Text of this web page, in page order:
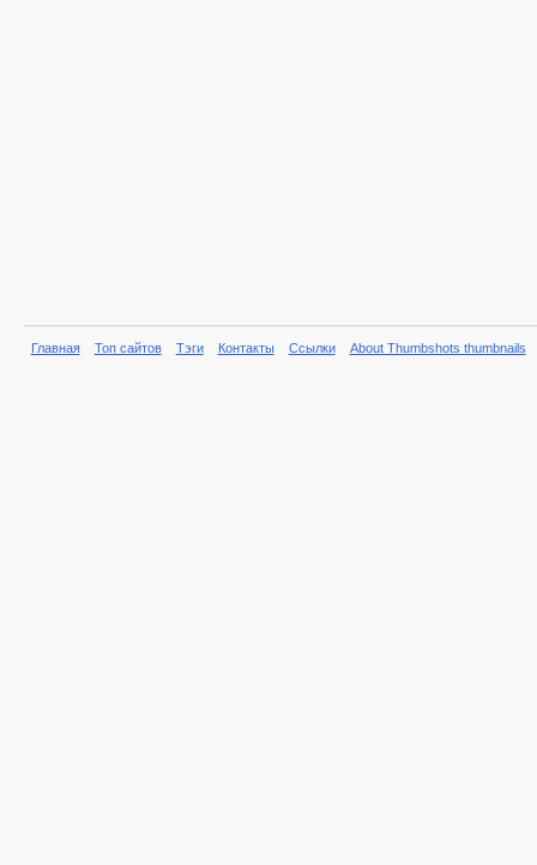
Главная Топ сайтов Тэги Контакты Ссылки About Thumbshots thumbnails